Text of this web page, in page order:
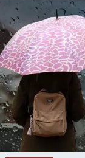
ÖZEL
SAĞLIK
TİCARET